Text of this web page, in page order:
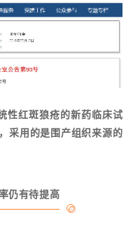
性红斑狼疮的新药临床试
采用的是围产组织来源的
仍有待提高